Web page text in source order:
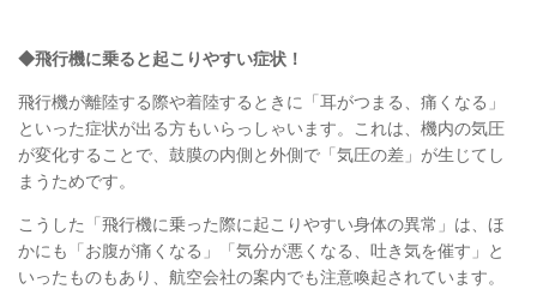
◆飛行機に乗ると起こりやすい症状！
飛行機が離陸する際や着陸するときに「耳がつまる、痛くなる」
といった症状が出る方もいらっしゃいます。これは、機内の気圧
が変化することで、鼓膜の内側と外側で「気圧の差」が生じてし
まうためです。
こうした「飛行機に乗った際に起こりやすい身体の異常」は、ほ
かにも「お腹が痛くなる」「気分が悪くなる、吐き気を催す」と
いったものもあり、航空会社の案内でも注意喚起されています。